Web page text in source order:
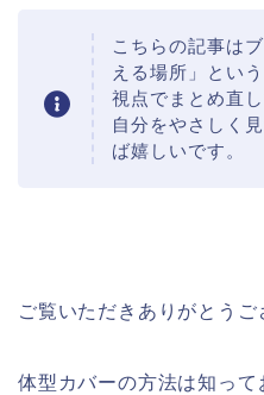
こちらの記事は
える場所」とい
視点でまとめ直
自分をやさしく
ば嬉しいです。
ご覧いただきありがとうご
体型カバーの方法は知って